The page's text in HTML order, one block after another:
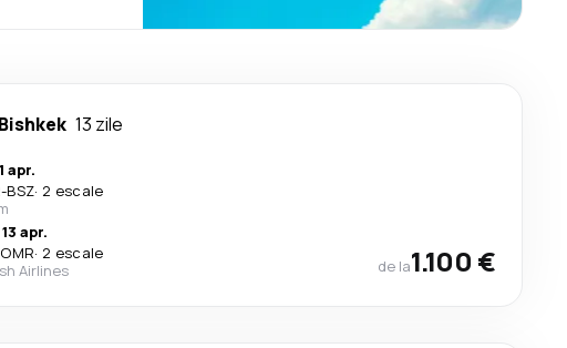
Bishkek 13 zile
apr.
-BSZ· 2 escale
apr.
OMR· 2 escale
Airlines
de la1.100 €